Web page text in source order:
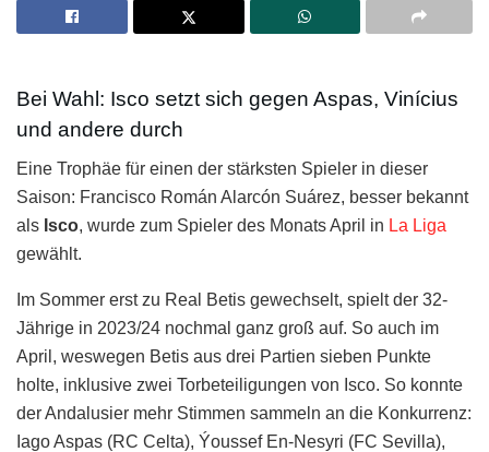
Bei Wahl: Isco setzt sich gegen Aspas, Vinícius
und andere durch
Eine Trophäe für einen der stärksten Spieler in dieser
Saison: Francisco Román Alarcón Suárez, besser bekannt
als Isco, wurde zum Spieler des Monats April in La Liga
gewählt.
Im Sommer erst zu Real Betis gewechselt, spielt der 32-
Jährige in 2023/24 nochmal ganz groß auf. So auch im
April, weswegen Betis aus drei Partien sieben Punkte
holte, inklusive zwei Torbeteiligungen von Isco. So konnte
der Andalusier mehr Stimmen sammeln an die Konkurrenz:
Iago Aspas (RC Celta), Ýoussef En-Nesyri (FC Sevilla),